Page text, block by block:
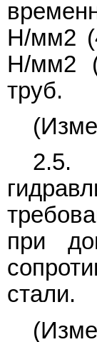
Н/мм2
Н/мм2
труб.
2.5.
при
стали.